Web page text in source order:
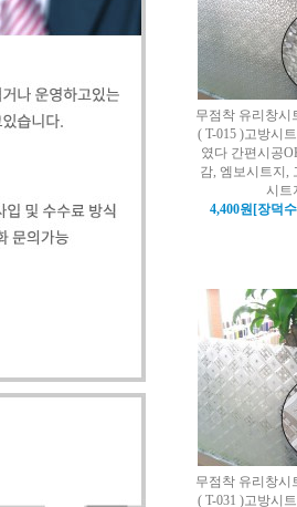
무점착 유리창시
( T-015 )고방시
였다 간편시공
감, 엠보시트지,
시트
4,400원[장덕
무점착 유리창시
( T-031 )고방시